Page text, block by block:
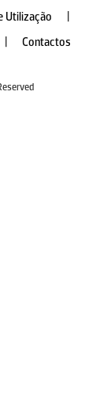
Utilização
Contactos